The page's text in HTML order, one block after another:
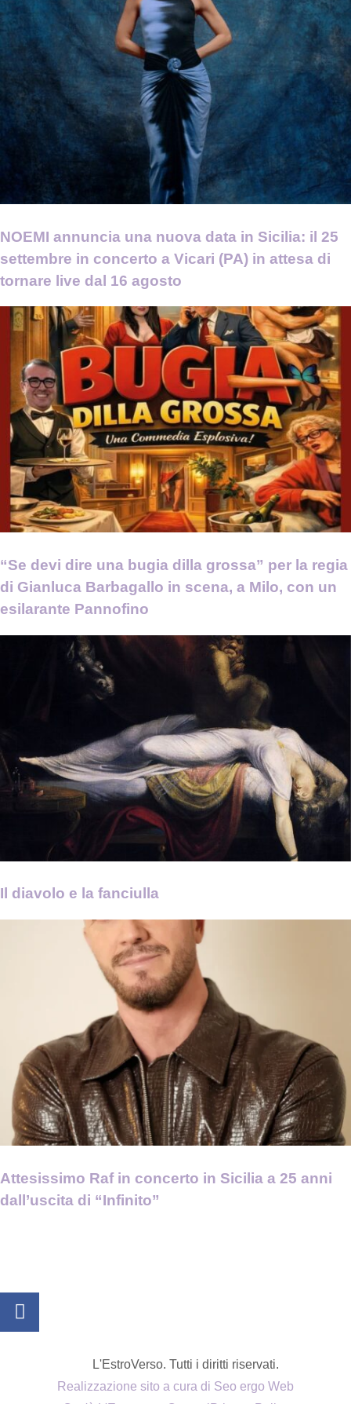
NOEMI annuncia una nuova data in Sicilia: il 25
settembre in concerto a Vicari (PA) in attesa di
tornare live dal 16 agosto
“Se devi dire una bugia dilla grossa” per la regia
di Gianluca Barbagallo in scena, a Milo, con un
esilarante Pannofino
Il diavolo e la fanciulla
Attesissimo Raf in concerto in Sicilia a 25 anni
dall’uscita di “Infinito”
L'EstroVerso. Tutti i diritti riservati.
Realizzazione sito a cura di Seo ergo Web